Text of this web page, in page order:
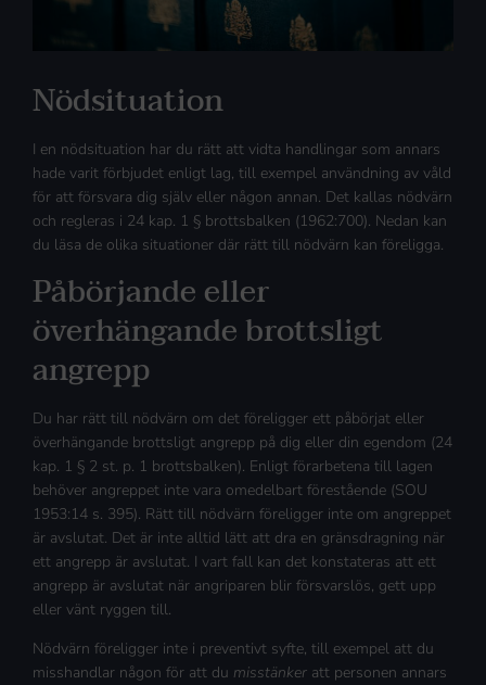
Nödsituation
I en nödsituation har du rätt att vidta handlingar som annars
hade varit förbjudet enligt lag, till exempel användning av våld
för att försvara dig själv eller någon annan. Det kallas nödvärn
och regleras i 24 kap. 1 § brottsbalken (1962:700). Nedan kan
du läsa de olika situationer där rätt till nödvärn kan föreligga.
Påbörjande eller
överhängande brottsligt
angrepp
Du har rätt till nödvärn om det föreligger ett påbörjat eller
överhängande brottsligt angrepp på dig eller din egendom (24
kap. 1 § 2 st. p. 1 brottsbalken). Enligt förarbetena till lagen
behöver angreppet inte vara omedelbart förestående (SOU
1953:14 s. 395). Rätt till nödvärn föreligger inte om angreppet
är avslutat. Det är inte alltid lätt att dra en gränsdragning när
ett angrepp är avslutat. I vart fall kan det konstateras att ett
angrepp är avslutat när angriparen blir försvarslös, gett upp
eller vänt ryggen till.
Nödvärn föreligger inte i preventivt syfte, till exempel att du
misshandlar någon för att du misstänker att personen annars